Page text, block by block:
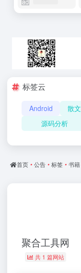
标签云
Android 散文
源码分析
首页 • 公告 • 标签 • 书籍
聚合工具网
共 1 篇网站